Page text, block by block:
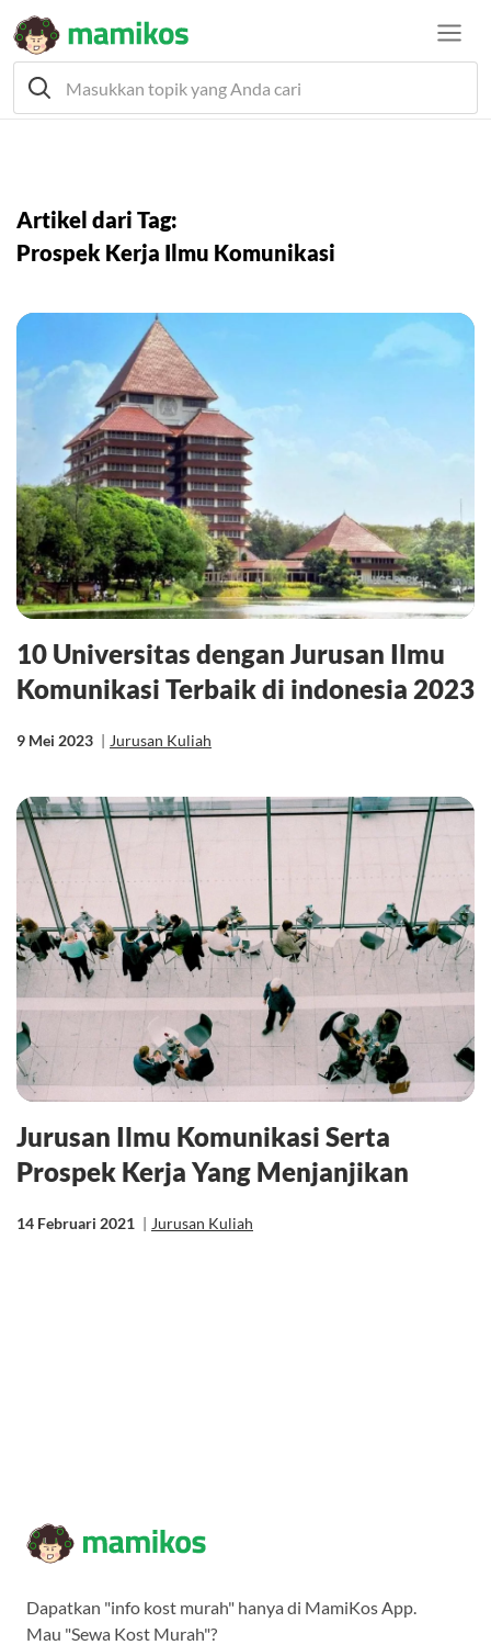
Artikel dari Tag:
Prospek Kerja Ilmu Komunikasi
10 Universitas dengan Jurusan Ilmu
Komunikasi Terbaik di indonesia 2023
9 Mei 2023 | Jurusan Kuliah
Jurusan Ilmu Komunikasi Serta
Prospek Kerja Yang Menjanjikan
14 Februari 2021 | Jurusan Kuliah
Dapatkan "info kost murah" hanya di MamiKos App.
Mau "Sewa Kost Murah"?